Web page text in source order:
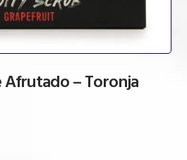
Afrutado – Toronja